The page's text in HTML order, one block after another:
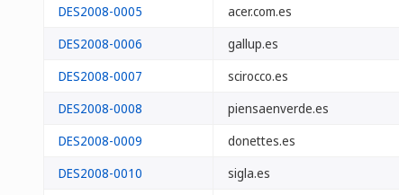
DES2008-0005 acer.com.es
DES2008-0006
gallup.es
DES2008-0007
scirocco.es
DES2008-0008
piensaenverde.es
DES2008-0009
donettes.es
DES2008-0010
sigla.es